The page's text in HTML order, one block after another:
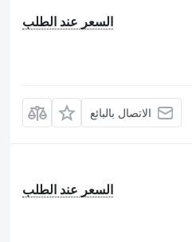
السعر عند الطلب
الاتصال بالبائع
السعر عند الطلب